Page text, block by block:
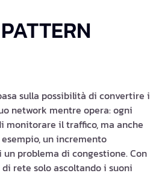
sulla possibilità di convertire i
network mentre opera: ogni
monitorare il traffico, ma anche
un incremento
problema di congestione. Con
rete solo ascoltando i suoni